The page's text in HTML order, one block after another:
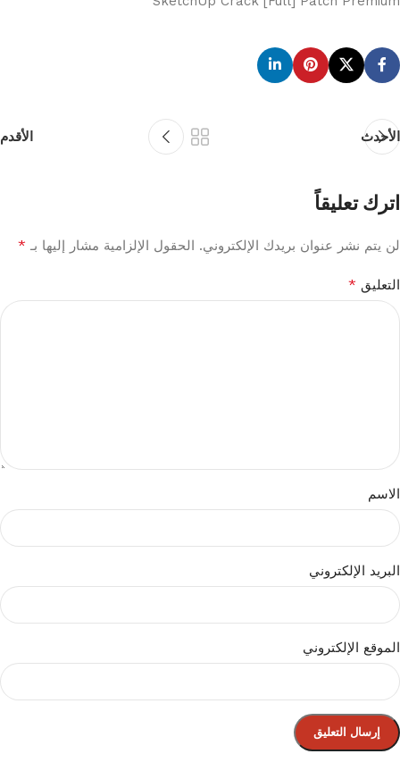
الأحدث الأقدم
اترك تعليقاً
لن يتم نشر عنوان بريدك الإلكتروني. الحقول الإلزامية مشار إليها بـ *
التعليق *
الاسم
البريد الإلكتروني
الموقع الإلكتروني